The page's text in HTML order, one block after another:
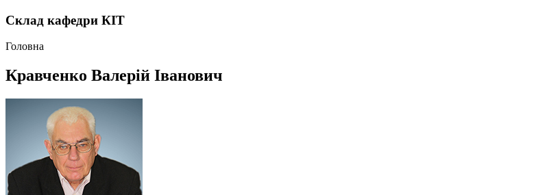
Склад кафедри КІТ
Головна
Кравченко Валерій Іванович